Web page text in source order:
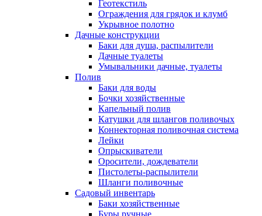
Геотекстиль
Ограждения для грядок и клумб
Укрывное полотно
Дачные конструкции
Баки для душа, распылители
Дачные туалеты
Умывальники дачные, туалеты
Полив
Баки для воды
Бочки хозяйственные
Капельный полив
Катушки для шлангов поливочых
Коннекторная поливочная система
Лейки
Опрыскиватели
Оросители, дождеватели
Пистолеты-распылители
Шланги поливочные
Садовый инвентарь
Баки хозяйственные
Буры ручные